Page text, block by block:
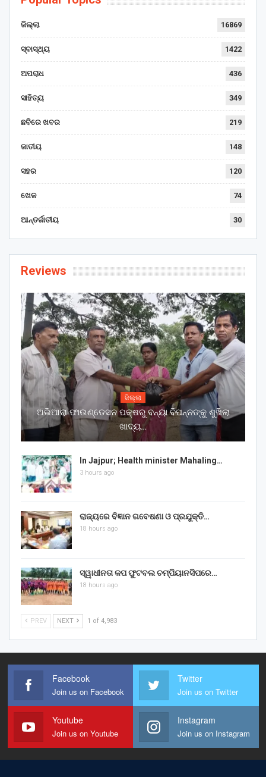
ଜିଲ୍ଲା 16869
ସ୍ବାସ୍ଥ୍ୟ 1422
ଅପରାଧ 436
ସାହିତ୍ୟ 349
ଛବିରେ ଖବର 219
ଜାତୀୟ 148
ସହର 120
ଖେଳ 74
ଆନ୍ତର୍ଜାତୀୟ 30
Reviews
ଜିଲ୍ଲା
ଅଭିଆରା ଫାଉଣ୍ଡେସନ ପକ୍ଷରୁ ବନ୍ୟା ବିପନ୍ନଙ୍କୁ ଶୁଖିଲା
ଖାଦ୍ୟ…
In Jajpur; Health minister Mahaling…
3 hours ago
ରାଜ୍ୟରେ ବିଜ୍ଞାନ ଗବେଷଣା ଓ ପ୍ରଯୁକ୍ତି…
18 hours ago
ସ୍ୱାଧୀନତା କପ ଫୁଟବଲ ଚମ୍ପିୟାନସିପରେ…
18 hours ago
PREV NEXT 1 of 4,983
Facebook
Join us on Facebook
Twitter
Join us on Twitter
Youtube
Join us on Youtube
Instagram
Join us on Instagram